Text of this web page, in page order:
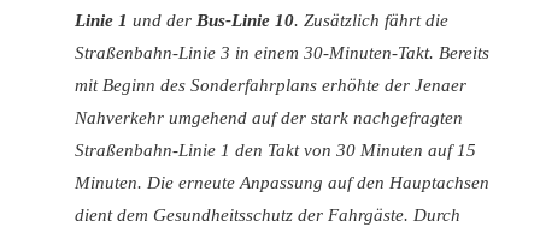
Linie 1 und derBus-Linie 10. Zusätzlich fährt die
Straßenbahn-Linie 3 in einem 30-Minuten-Takt. Bereits
mit Beginn des Sonderfahrplans erhöhte der Jenaer
Nahverkehr umgehend auf der stark nachgefragten
Straßenbahn-Linie 1 den Takt von 30 Minuten auf 15
Minuten. Die erneute Anpassung auf den Hauptachsen
dient dem Gesundheitsschutz der Fahrgäste. Durch